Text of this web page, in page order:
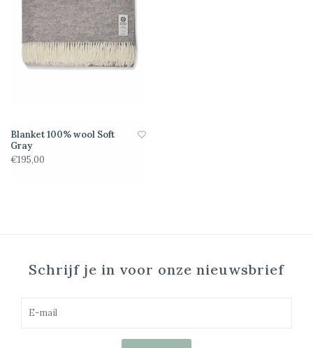
Blanket 100% wool Soft
Gray
€195,00
Schrijf je in voor onze nieuwsbrief